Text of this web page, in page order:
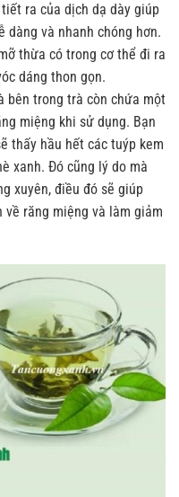
ra của dịch dạ dày giúp
dàng và nhanh chóng hơn.
thừa có trong cơ thể đi ra
dáng thon gọn.
bên trong trà còn chứa một
miệng khi sử dụng. Bạn
thấy hầu hết các tuýp kem
xanh. Đó cũng lý do mà
xuyên, điều đó sẽ giúp
về răng miệng và làm giảm